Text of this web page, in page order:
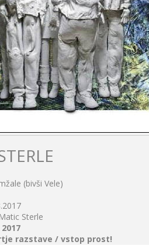
(bivši Vele)
Sterle
razstave / vstop prost!